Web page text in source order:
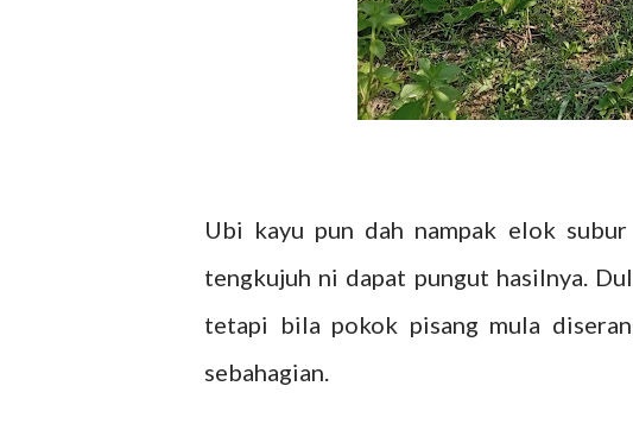
Ubi kayu pun dah nampak elok subur
tengkujuh ni dapat pungut hasilnya.
tetapi bila pokok pisang mula
sebahagian.